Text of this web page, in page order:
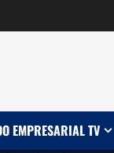
EMPRESARIAL TV